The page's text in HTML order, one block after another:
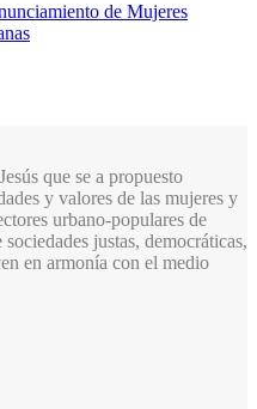
de Mujeres
que se a propuesto
y valores de las mujeres y
urbano-populares de
justas, democráticas,
en armonía con el medio